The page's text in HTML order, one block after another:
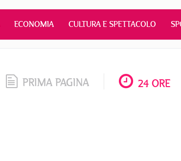
ECONOMIA CULTURA E SPETTACOLO
PRIMA PAGINA 24 ORE